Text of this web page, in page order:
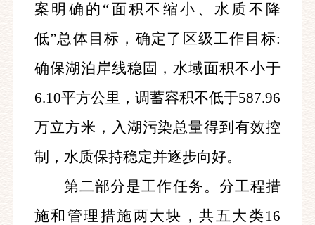
案明确的“面积不缩小、水质不降
低”总体目标，确定了区级工作目标:
确保湖泊岸线稳固，水域面积不小于
6.10平方公里，调蓄容积不低于587.96
万立方米，入湖污染总量得到有效控
制，水质保持稳定并逐步向好。
第二部分是工作任务。分工程措
施和管理措施两大块，共五大类16